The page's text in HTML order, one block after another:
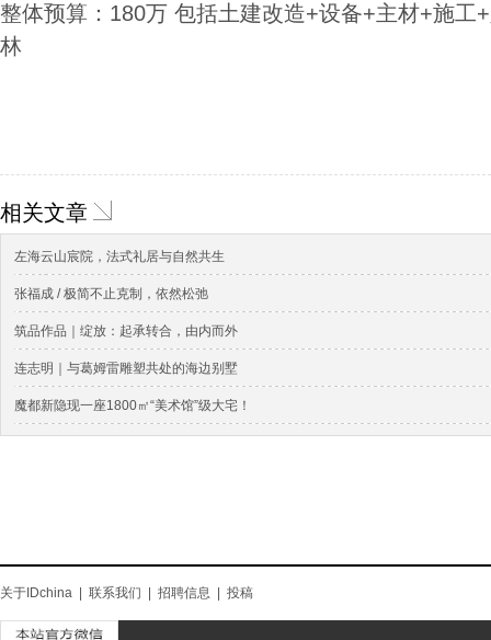
整体预算：180万 包括土建改造+设备+主材+施工
林
相关文章
左海云山宸院，法式礼居与自然共生
张福成 / 极简不止克制，依然松弛
筑品作品｜绽放：起承转合，由内而外
连志明｜与葛姆雷雕塑共处的海边别墅
魔都新隐现一座1800㎡“美术馆”级大宅！
关于IDchina 联系我们 招聘信息 投稿